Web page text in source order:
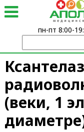
(веки, 1
пн-пт 8:00-